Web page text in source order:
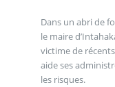
Dans un abri de
le maire
victime de
aide ses
les risques.